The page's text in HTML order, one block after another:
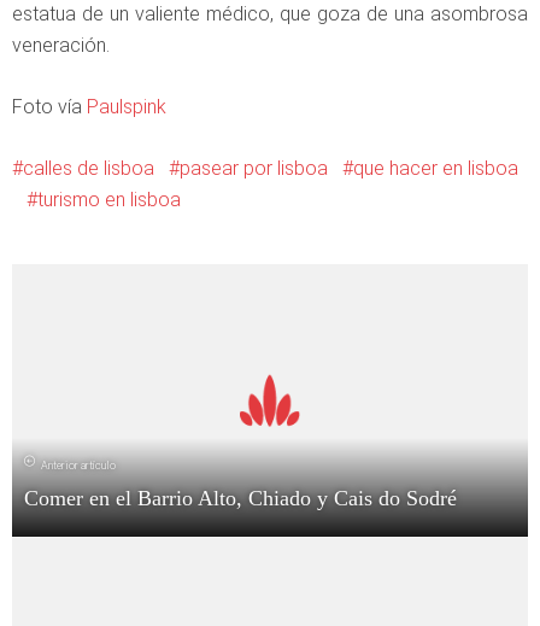
estatua de un valiente médico, que goza de una asombrosa
veneración.
Foto vía Paulspink
calles de lisboa pasear por lisboa
que hacer en lisboa
turismo en lisboa
Anterior artículo
Comer en el Barrio Alto, Chiado y Cais do Sodré